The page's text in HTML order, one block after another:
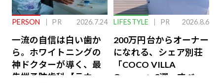
PERSON PR 2026.7.24
一流の自信は白い歯か
ら。ホワイトニングの
神ドクターが導く、最
先端予防歯科【ラウン
LIFESTYLE PR 2026.8.6
200万円台からオーナー
になれる、シェア別荘
「COCO VILLA
Owners」3選。すべて